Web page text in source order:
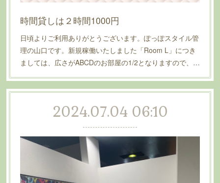
時間貸しは２時間1000円
日頃よりご利用ありがとうございます。ぽっぽスタイル管
理の山口です。新規稼働いたしました「Room L」につき
ましては、広さがABCDのお部屋の1/2となりますので、…
2024.07.04 06:10